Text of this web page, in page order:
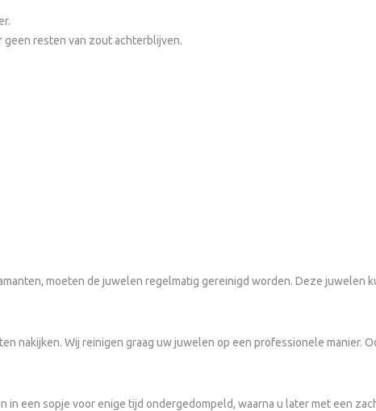
geen resten van zout achterblijven.
moeten de juwelen regelmatig gereinigd worden. Deze juwelen
nakijken. Wij reinigen graag uw juwelen op een professionele manier.
een sopje voor enige tijd ondergedompeld, waarna u later met een